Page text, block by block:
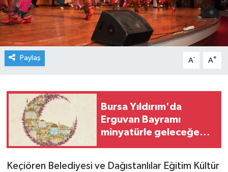
Paylaş A- A+
Bursa Yıldırım'da
Erguvan Bayramı
minyatürle geleceğe
Keçiören Belediyesi ve Dağıstanlılar Eğitim Kültür